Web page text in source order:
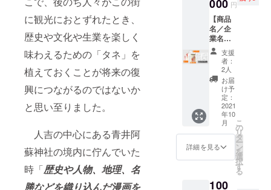
に観光におとずれたとき、
歴史や文化や生業を楽しく
味わえるための「タネ」を
植えておくことが将来の復
興につながるのではないか
と思い至りました。
人吉の中心にある青井阿
蘇神社の境内に佇んでいた
時「歴史や人物、地理、名
勝などを織り込んだ漫画を
ご希望
表示名
を必ず
備考欄
にお書
きくだ
さい。
／お礼
のメー
ルをお
送りし
ます。
はお任
せいた
だきま
す） ／
完成し
たマン
ガを３
冊、
キャラ
カード
３枚お
送りし
ます ／
巻末に
お名前
す。
000 円
【商品
名／企
業名登
場コー
ス】 ／
完成し
たマン
ガを３
冊、
キャラ
カード
３枚お
送りし
ます ／
マンガ
の中で
商品ま
支援
者：
2人
お届
け予
定：
2021
年10
月
詳細を見る
こ
の
リ
タ
ー
ン
を
選
択
す
る
100